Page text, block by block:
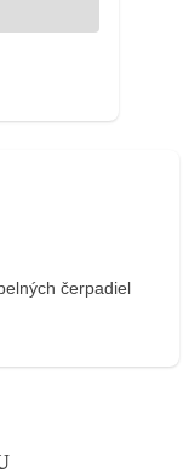
čerpadiel